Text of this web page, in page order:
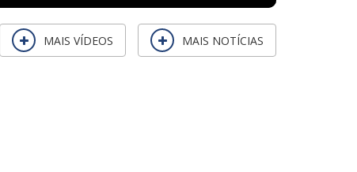
MAIS NOTÍCIAS
MAIS VÍDEOS